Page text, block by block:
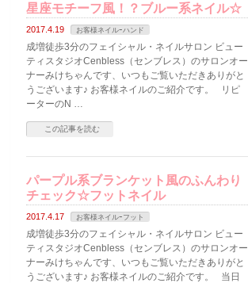
星座モチーフ風！？ブルー系ネイル☆
2017.4.19 お客様ネイルｰハンド
成増徒歩3分のフェイシャル・ネイルサロン ビュー
ティスタジオCenbless（センブレス）のサロンオー
ナーみけちゃんです、いつもご覧いただきありがと
うございます♪ お客様ネイルのご紹介です。 リピ
ーターのN …
この記事を読む
パープル系ブランケット風のふんわり
チェック☆フットネイル
2017.4.17 お客様ネイルｰフット
成増徒歩3分のフェイシャル・ネイルサロン ビュー
ティスタジオCenbless（センブレス）のサロンオー
ナーみけちゃんです、いつもご覧いただきありがと
うございます♪ お客様ネイルのご紹介です。 当日